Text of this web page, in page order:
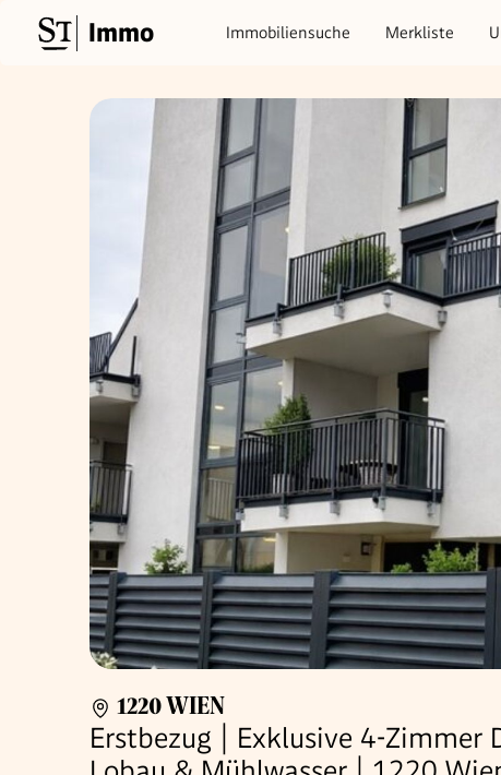
Immo Immobiliensuche Merkliste
1220 WIEN
Erstbezug | Exklusive 4-